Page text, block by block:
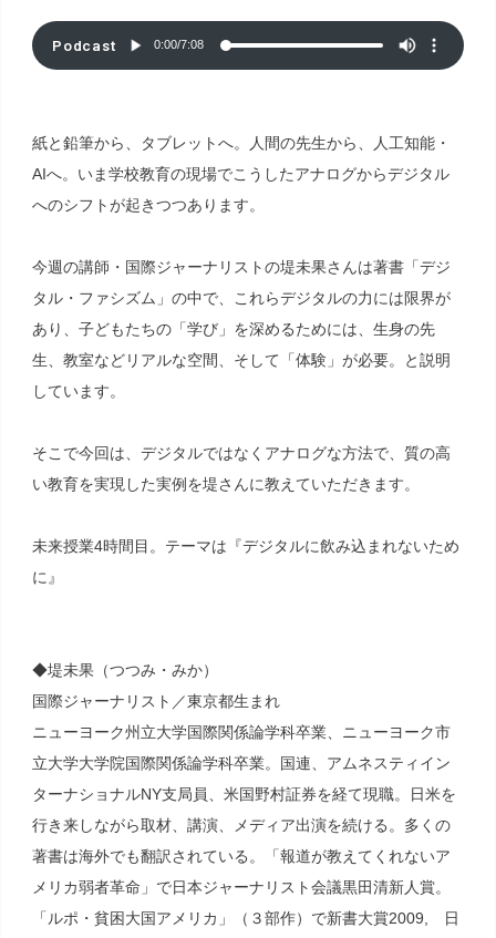
Podcast 0:00/7:08
紙と鉛筆から、タブレットへ。人間の先生から、人工知能・
AIへ。いま学校教育の現場でこうしたアナログからデジタル
へのシフトが起きつつあります。
今週の講師・国際ジャーナリストの堤未果さんは著書「デジ
タル・ファシズム」の中で、これらデジタルの力には限界が
あり、子どもたちの「学び」を深めるためには、生身の先
生、教室などリアルな空間、そして「体験」が必要。と説明
しています。
そこで今回は、デジタルではなくアナログな方法で、質の高
い教育を実現した実例を堤さんに教えていただきます。
未来授業4時間目。テーマは『デジタルに飲み込まれないため
に』
◆堤未果（つつみ・みか）
国際ジャーナリスト／東京都生まれ
ニューヨーク州立大学国際関係論学科卒業、ニューヨーク市
立大学大学院国際関係論学科卒業。国連、アムネスティイン
ターナショナルNY支局員、米国野村証券を経て現職。日米を
行き来しながら取材、講演、メディア出演を続ける。多くの
著書は海外でも翻訳されている。「報道が教えてくれないア
メリカ弱者革命」で日本ジャーナリスト会議黒田清新人賞。
「ルポ・貧困大国アメリカ」（３部作）で新書大賞2009, 日